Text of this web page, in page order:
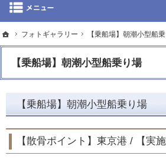
ホーム
フォトギャラリー 【乗船場】朝潮小型船
【乗船場】朝潮小型船乗り場
【乗船場】朝潮小型船乗り場
【散骨ポイント】東京港 / 【実